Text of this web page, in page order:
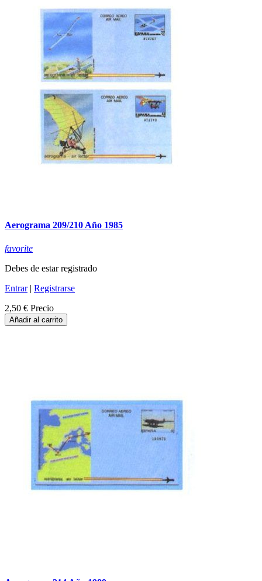
Aerograma 209/210 Año 1985
favorite
Debes de estar registrado
Entrar| Registrarse
2,50 € Precio
Añadir al carrito